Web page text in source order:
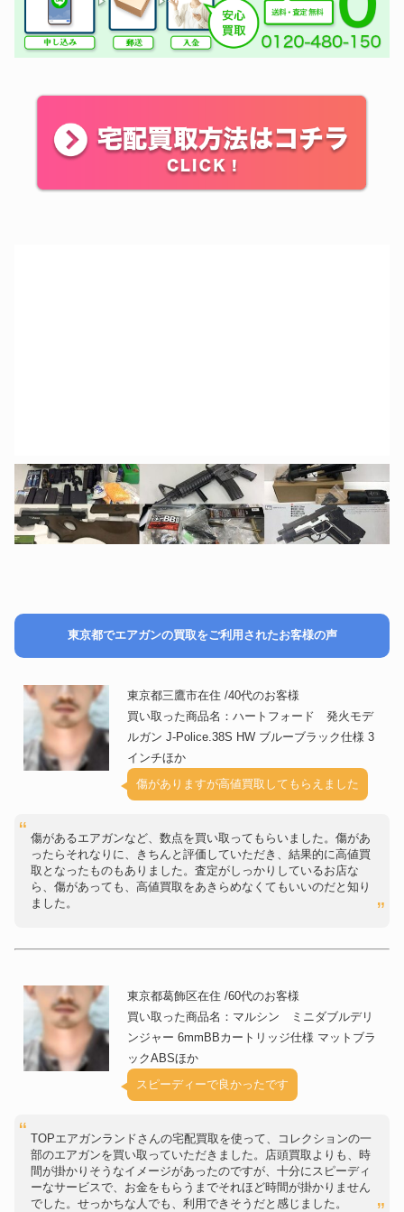
東京都でエアガンの買取をご利用されたお客様の声
東京都三鷹市在住 /40代のお客様
買い取った商品名：ハートフォード 発火モデ
ルガン J-Police.38S HW ブルーブラック仕様 3
インチほか
傷がありますが高値買取してもらえました
傷があるエアガンなど、数点を買い取ってもらいました。傷があ
ったらそれなりに、きちんと評価していただき、結果的に高値買
取となったものもありました。査定がしっかりしているお店な
ら、傷があっても、高値買取をあきらめなくてもいいのだと知り
ました。
東京都葛飾区在住 /60代のお客様
買い取った商品名：マルシン ミニダブルデリ
ンジャー 6mmBBカートリッジ仕様 マットブラ
ックABSほか
スピーディーで良かったです
TOPエアガンランドさんの宅配買取を使って、コレクションの一
部のエアガンを買い取っていただきました。店頭買取よりも、時
間が掛かりそうなイメージがあったのですが、十分にスピーディ
ーなサービスで、お金をもらうまでそれほど時間が掛かりません
でした。せっかちな人でも、利用できそうだと感じました。